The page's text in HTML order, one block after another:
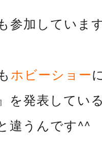
参加していま
ホビーショー
を発表してい
違うんです^^